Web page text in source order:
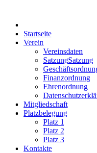
Startseite
Verein
Vereinsdaten
SatzungSatzung
Finanzordnung
Ehrenordnung
Mitgliedschaft
Platzbelegung
Platz 1
Platz 2
Platz 3
Kontakte